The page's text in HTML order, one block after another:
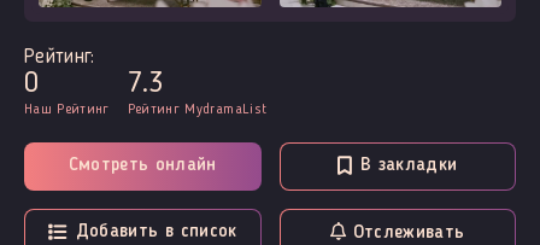
Рейтинг:
0
Наш Рейтинг
7.3
Рейтинг MydramaList
Смотреть онлайн В закладки
Добавить в список Отслеживать